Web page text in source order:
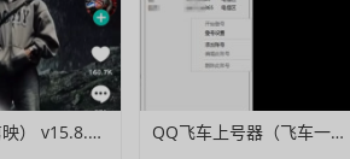
CapCut（剪映） v15.8.0 国际高级会员解锁破解版 QQ飞车上号器（飞车一键登号器）V1.0